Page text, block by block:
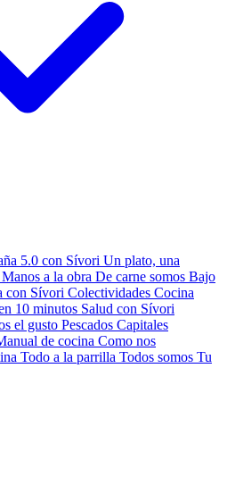
5.0 con Sívori Un plato, una
Manos a la obra De carne somos Bajo
con Sívori Colectividades Cocina
10 minutos Salud con Sívori
el gusto Pescados Capitales
de cocina Como nos
Todo a la parrilla Todos somos Tu